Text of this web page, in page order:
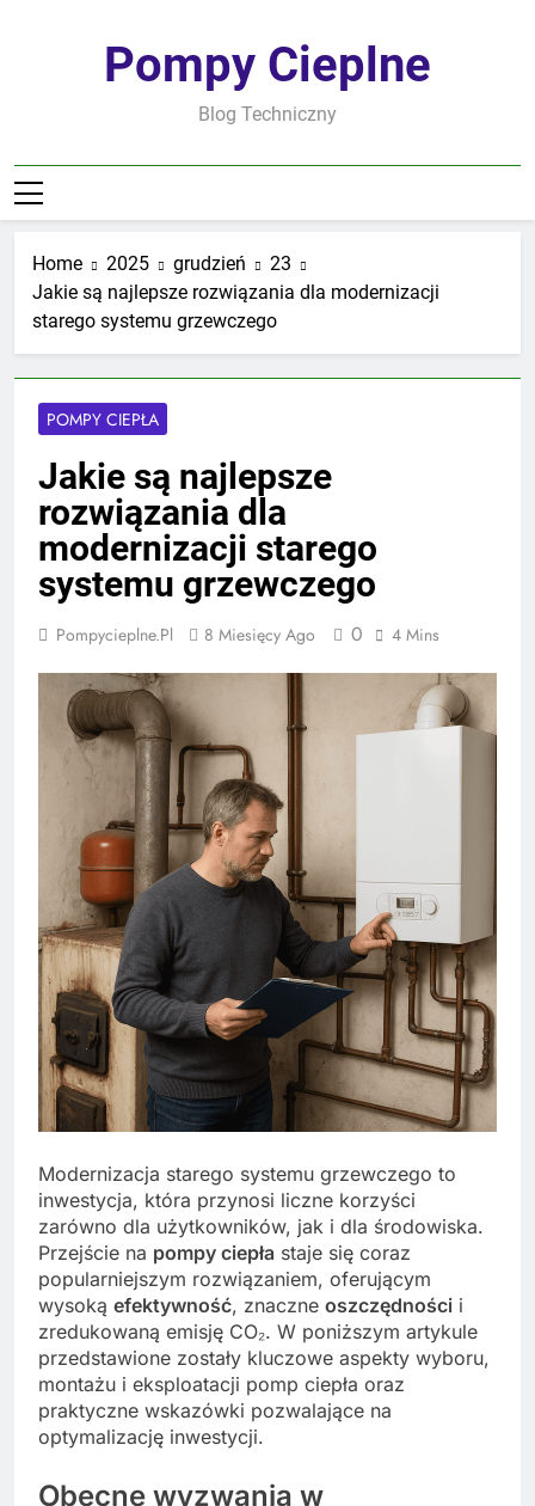
Pompy Cieplne
Blog Techniczny
Home 2025 grudzień
23
Jakie są najlepsze rozwiązania dla modernizacji
starego systemu grzewczego
POMPY CIEPŁA
Jakie są najlepsze
rozwiązania dla
modernizacji starego
systemu grzewczego
Pompycieplne.pl 8 Miesięcy Ago 0 4 Mins
Modernizacja starego systemu grzewczego to
inwestycja, która przynosi liczne korzyści
zarówno dla użytkowników, jak i dla środowiska.
Przejście na pompy ciepła staje się coraz
popularniejszym rozwiązaniem, oferującym
wysoką efektywność, znaczne oszczędności i
zredukowaną emisję CO₂. W poniższym artykule
przedstawione zostały kluczowe aspekty wyboru,
montażu i eksploatacji pomp ciepła oraz
praktyczne wskazówki pozwalające na
optymalizację inwestycji.
Obecne wyzwania w